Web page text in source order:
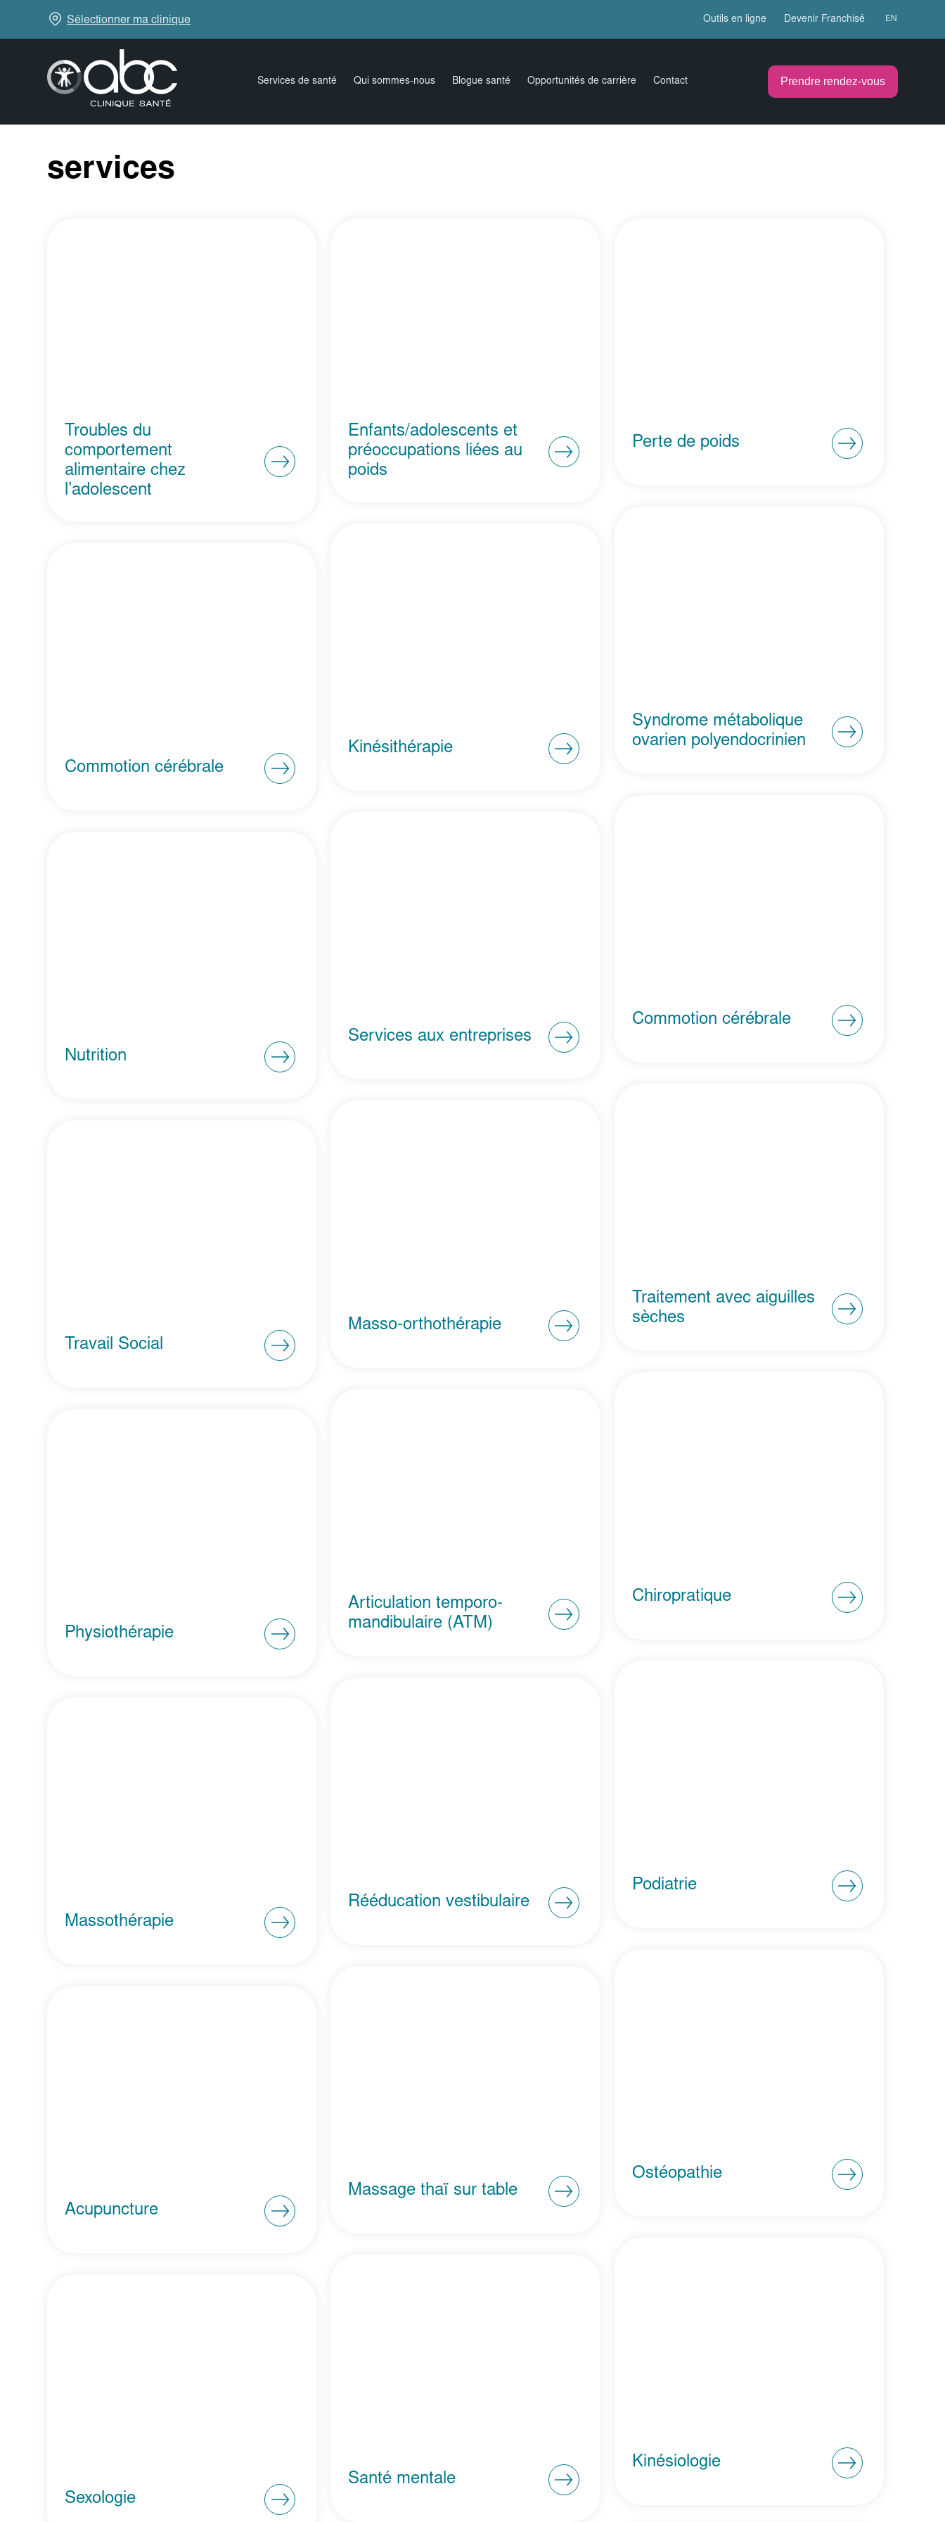
Sélectionner ma clinique Outils en ligne Devenir Franchisé EN
Services de santé Qui sommes-nous Blogue santé Opportunités de carrière Contact Prendre rendez-vous
services
Troubles du
comportement
alimentaire chez
l’adolescent
Enfants/adolescents et
préoccupations liées au
poids
Perte de poids
Syndrome métabolique
ovarien polyendocrinien
Kinésithérapie
Commotion cérébrale
Commotion cérébrale
Services aux entreprises
Nutrition
Traitement avec aiguilles
sèches
Masso-orthothérapie
Travail Social
Chiropratique
Articulation temporo-
mandibulaire (ATM)
Physiothérapie
Podiatrie
Rééducation vestibulaire
Massothérapie
Ostéopathie
Massage thaï sur table
Acupuncture
Kinésiologie
Santé mentale
Sexologie